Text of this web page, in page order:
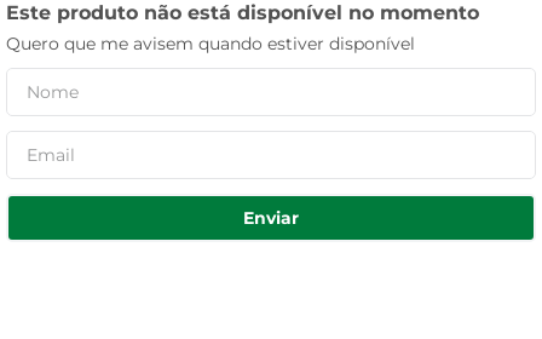
Este produto não está disponível no momento
Quero que me avisem quando estiver disponível
Enviar